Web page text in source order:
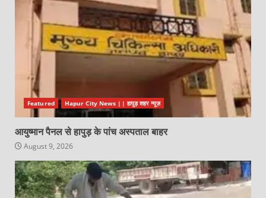
Featured Hapur City News || हापुड़ शहर न्यूज़
आयुष्मान पैनल से हापुड़ के पांच अस्पताल बाहर
August 9, 2026